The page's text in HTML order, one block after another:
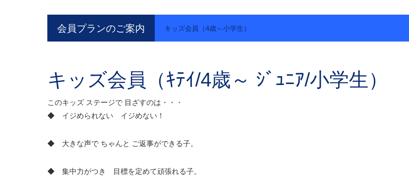
会員プランのご案内 キッズ会員（4歳～小学生）
キッズ会員（ｷﾃｲ/4歳～ ｼﾞｭﾆｱ/小学生）
このキッズ ステージで 目ざすのは・・・
◆ イジめられない イジめない！
◆ 大きな声で ちゃんと ご返事ができる子。
◆ 集中力がつき 目標を定めて頑張れる子。